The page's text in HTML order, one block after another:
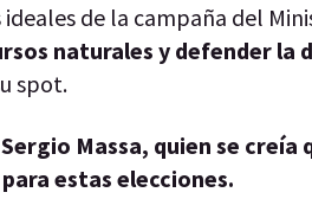
ideales de la campaña del
naturales y defender la
spot.
Sergio Massa, quien se
estas elecciones.